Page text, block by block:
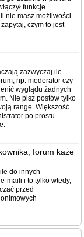
funkcje
nie masz możliwości
czym to jest
zazwyczaj ile
np. moderator czy
wyglądu żadnych
Nie pisz postów tylko
rangę. Większość
po prostu
forum każe
do innych
maili i to tylko wtedy,
przed